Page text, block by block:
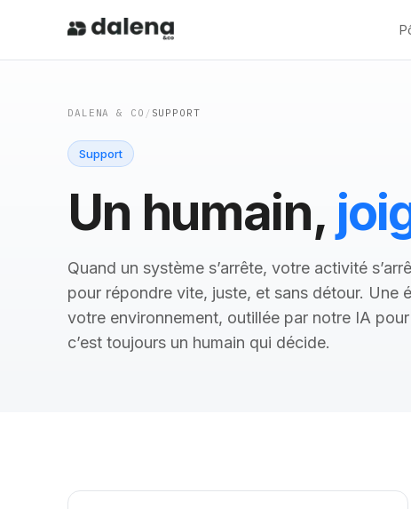
Pôles
Solutions
À propos
FR EN
DALENA & CO / SUPPORT
Support
Un humain,
Quand un système s’arrête, votre activité
pour répondre vite, juste, et sans détour. Une
votre environnement, outillée par notre IA
c’est toujours un humain qui décide.